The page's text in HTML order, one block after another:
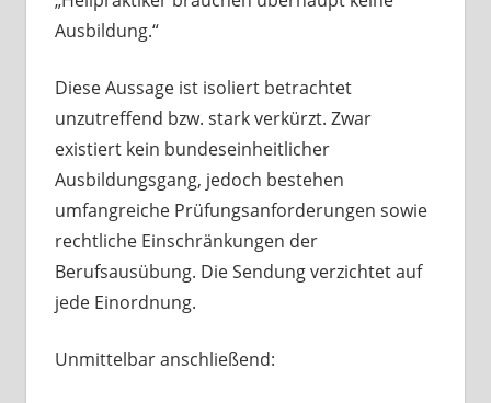
Ausbildung.“
Diese Aussage ist isoliert betrachtet
unzutreffend bzw. stark verkürzt. Zwar
existiert kein bundeseinheitlicher
Ausbildungsgang, jedoch bestehen
umfangreiche Prüfungsanforderungen sowie
rechtliche Einschränkungen der
Berufsausübung. Die Sendung verzichtet auf
jede Einordnung.
Unmittelbar anschließend: